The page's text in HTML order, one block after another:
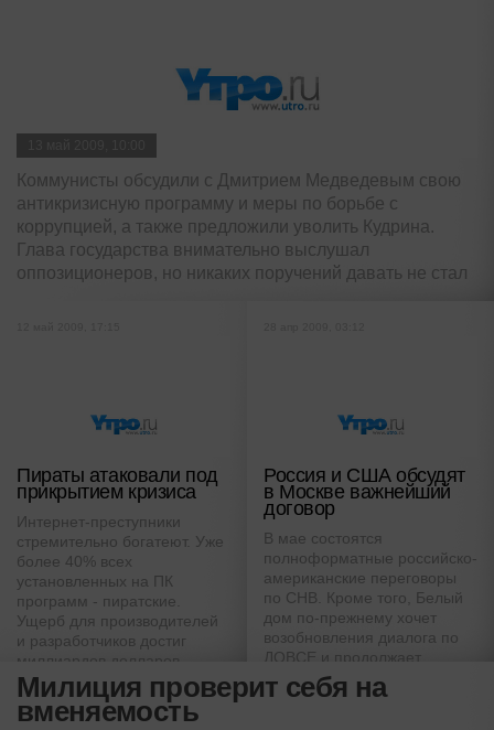
Коммунисты обсудили с Дмитрием Медведевым свою
антикризисную программу и меры по борьбе с
коррупцией, а также предложили уволить Кудрина.
Глава государства внимательно выслушал
оппозиционеров, но никаких поручений давать не стал
Пираты атаковали под
прикрытием кризиса
Интернет-преступники
стремительно богатеют. Уже
более 40% всех
установленных на ПК
программ - пиратские.
Ущерб для производителей
и разработчиков достиг
миллиардов долларов,
распространение
нелегального софта
остается прибыльным делом
Россия и США обсудят
в Москве важнейший
договор
В мае состоятся
полноформатные российско-
американские переговоры
по СНВ. Кроме того, Белый
дом по-прежнему хочет
возобновления диалога по
ДОВСЕ и продолжает
утверждать, что Россия
может извлечь пользу из
Милиция проверит себя на
вменяемость